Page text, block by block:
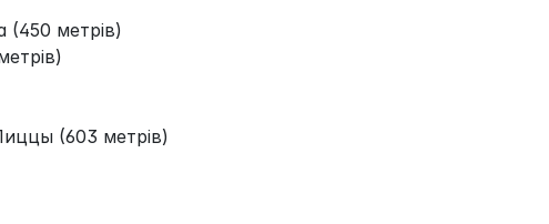
(450 метрів)
(603 метрів)